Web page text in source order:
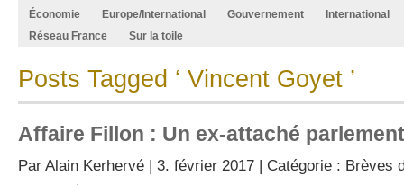
Économie
Europe/International Gouvernement
International
Réseau France
Sur la toile
Posts Tagged ‘ Vincent Goyet ’
Affaire Fillon : Un ex-attaché
Par Alain Kerhervé | 3. février 2017 | Catégorie : Brèves